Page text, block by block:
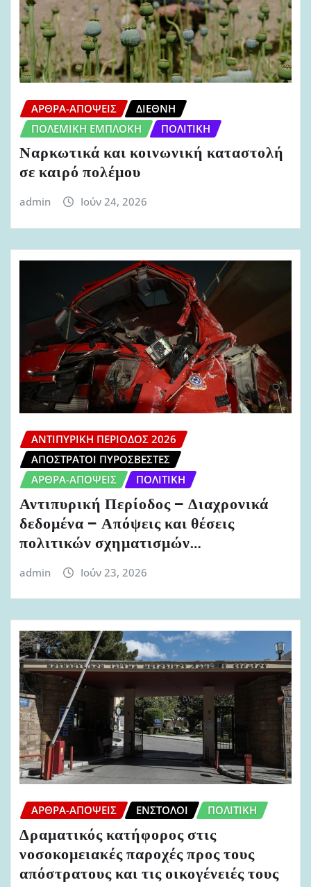
ΆΡΘΡΑ-ΑΠΌΨΕΙΣ
ΔΙΕΘΝΉ
ΠΟΛΕΜΙΚΉ ΕΜΠΛΟΚΉ
ΠΟΛΙΤΙΚΉ
Ναρκωτικά και κοινωνική καταστολή
σε καιρό πολέμου
admin Ιούν 24, 2026
ΑΝΤΙΠΥΡΙΚΉ ΠΕΡΊΟΔΟΣ 2026
ΑΠΌΣΤΡΑΤΟΙ ΠΥΡΟΣΒΈΣΤΕΣ
ΆΡΘΡΑ-ΑΠΌΨΕΙΣ
ΠΟΛΙΤΙΚΉ
Αντιπυρική Περίοδος – Διαχρονικά
δεδομένα – Απόψεις και θέσεις
πολιτικών σχηματισμών…
admin Ιούν 23, 2026
ΆΡΘΡΑ-ΑΠΌΨΕΙΣ ΈΝΣΤΟΛΟΙ ΠΟΛΙΤΙΚΉ
Δραματικός κατήφορος στις
νοσοκομειακές παροχές προς τους
απόστρατους και τις οικογένειές τους